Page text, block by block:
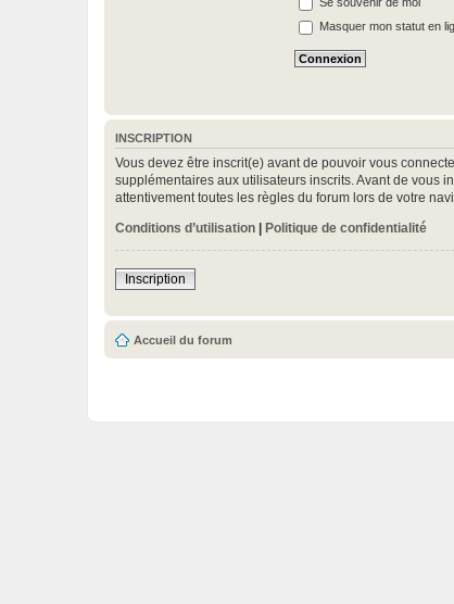
Masquer mon statut en
INSCRIPTION
Vous devez être inscrit(e) avant de pouvoir vous
supplémentaires aux utilisateurs inscrits. Avant de vous
attentivement toutes les règles du forum lors de votre
Conditions d’utilisation
Politique de confidentialité
Inscription
Accueil du forum